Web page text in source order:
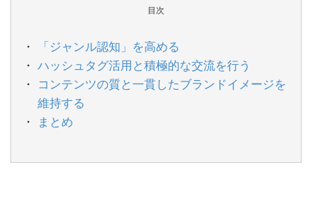
目次
「ジャンル認知」を高める
ハッシュタグ活用と積極的な交流を行う
コンテンツの質と一貫したブランドイメージを
維持する
まとめ